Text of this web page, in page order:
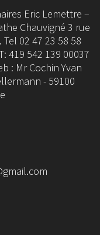
Eric Lemettre –
Chauvigné 3 rue
02 47 23 58 58
419 542 139 00037
: Mr Cochin Yvan
- 59100